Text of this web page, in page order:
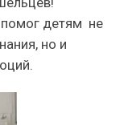
помог детям не
но и